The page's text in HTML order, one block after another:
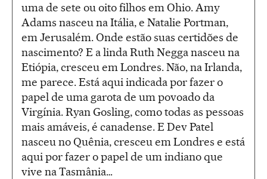
uma de sete ou oito filhos em Ohio. Amy
Adams nasceu na Itália, e Natalie Portman,
em Jerusalém. Onde estão suas certidões de
nascimento? E a linda Ruth Negga nasceu na
Etiópia, cresceu em Londres. Não, na Irlanda,
me parece. Está aqui indicada por fazer o
papel de uma garota de um povoado da
Virgínia. Ryan Gosling, como todas as pessoas
mais amáveis, é canadense. E Dev Patel
nasceu no Quênia, cresceu em Londres e está
aqui por fazer o papel de um indiano que
vive na Tasmânia…